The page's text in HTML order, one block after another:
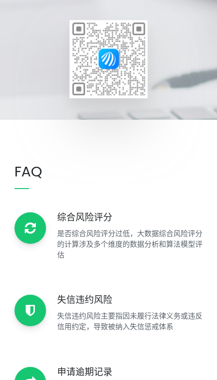
FAQ
综合风险评分
是否综合风险评分过低，大数据综合风险评分
的计算涉及多个维度的数据分析和算法模型评
估
失信违约风险
失信违约风险主要指因未履行法律义务或违反
信用约定，导致被纳入失信惩戒体系
申请逾期记录